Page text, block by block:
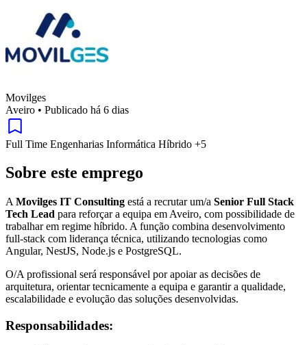
Movilges
Aveiro • Publicado há 6 dias
Full Time Engenharias Informática Híbrido +5
Sobre este emprego
A Movilges IT Consulting está a recrutar um/a Senior Full Stack
Tech Lead para reforçar a equipa em Aveiro, com possibilidade de
trabalhar em regime híbrido. A função combina desenvolvimento
full-stack com liderança técnica, utilizando tecnologias como
Angular, NestJS, Node.js e PostgreSQL.
O/A profissional será responsável por apoiar as decisões de
arquitetura, orientar tecnicamente a equipa e garantir a qualidade,
escalabilidade e evolução das soluções desenvolvidas.
Responsabilidades: